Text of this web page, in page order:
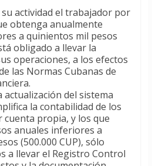
su actividad el trabajador por
obtenga anualmente
a quinientos mil pesos
obligado a llevar la
operaciones, a los efectos
las Normas Cubanas de
actualización del sistema
la contabilidad de los
propia, y los que
anuales inferiores a
(500.000 CUP), sólo
a llevar el Registro Control